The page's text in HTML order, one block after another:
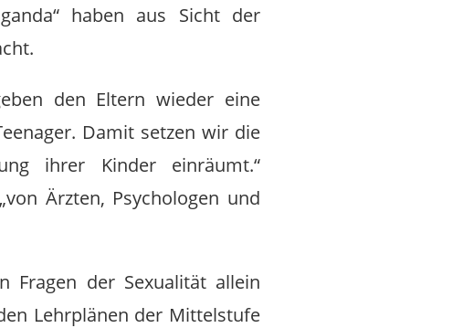
haben aus Sicht der
den Eltern wieder eine
Damit setzen wir die
ihrer Kinder einräumt.“
Ärzten, Psychologen und
Fragen der Sexualität allein
Lehrplänen der Mittelstufe